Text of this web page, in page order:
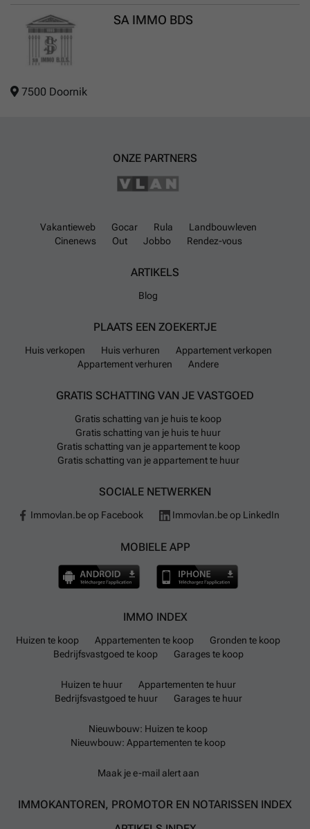
SA IMMO BDS
7500 Doornik
ONZE PARTNERS
Vakantieweb Gocar Rula
Landbouwleven
Cinenews
Out Jobbo Rendez-vous
ARTIKELS
Blog
PLAATS EEN ZOEKERTJE
Huis verkopen Huis verhuren
Appartement verkopen
Appartement verhuren
Andere
GRATIS SCHATTING VAN JE VASTGOED
Gratis schatting van je huis te koop
Gratis schatting van je huis te huur
Gratis schatting van je appartement te koop
Gratis schatting van je appartement te huur
SOCIALE NETWERKEN
Immovlan.be op Facebook Immovlan.be op LinkedIn
MOBIELE APP
IMMO INDEX
Huizen te koop Appartementen te koop
Gronden te koop
Bedrijfsvastgoed te koop
Garages te koop
Huizen te huur
Appartementen te huur
Bedrijfsvastgoed te huur
Garages te huur
Nieuwbouw: Huizen te koop
Nieuwbouw: Appartementen te koop
Maak je e-mail alert aan
IMMOKANTOREN, PROMOTOR EN NOTARISSEN INDEX